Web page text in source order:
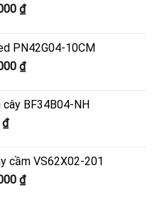
₫.
₫Giá
là:
4.050.000 ₫.
PN42G04-10CM
₫.
₫Giá
là:
BF34B04-NH
₫Giá
là:
600.000 ₫.
cầm VS62X02-201
₫Giá